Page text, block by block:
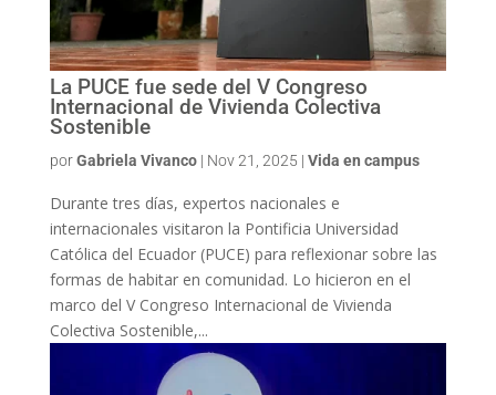
La PUCE fue sede del V Congreso
Internacional de Vivienda Colectiva
Sostenible
porGabriela Vivanco| Nov 21, 2025 | Vida en campus
Durante tres días, expertos nacionales e
internacionales visitaron la Pontificia Universidad
Católica del Ecuador (PUCE) para reflexionar sobre las
formas de habitar en comunidad. Lo hicieron en el
marco del V Congreso Internacional de Vivienda
Colectiva Sostenible,...